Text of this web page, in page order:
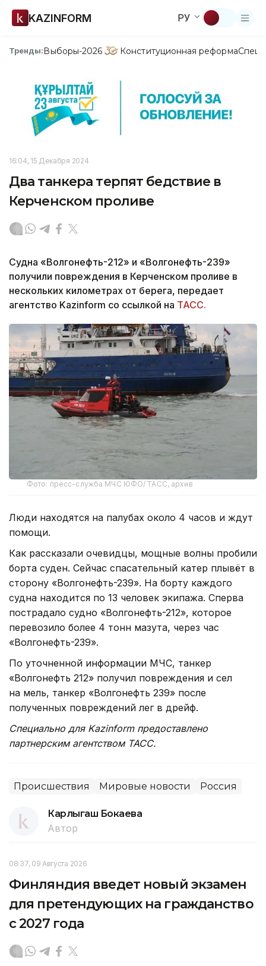
KAZINFORM РУ
Тренды:Выборы-2026 Конституционная реформа
16:04, 15 Декабря 2024
Два танкера терпят бедствие в
Керченском проливе
Судна «Волгонефть-212» и «Волгонефть-239»
получили повреждения в Керченском проливе в
нескольких километрах от берега, передает
агентство Kazinform со ссылкой на ТАСС.
Фото: пресс-служба МЧС ЮФО/ ТАСС, архив
Люди находятся на палубах около 4 часов и ждут
помощи.
Как рассказали очевидцы, мощные волны пробили
борта суден. Сейчас спасательный катер плывёт в
сторону «Волгонефть-239». На борту каждого
судна находится по 13 человек экипажа. Сперва
пострадало судно «Волгонефть-212», которое
перевозило более 4 тонн мазута, через час
«Волгонефть-239».
️По уточненной информации МЧС, танкер
«Волгонефть 212» получил повреждения и сел
на мель, танкер «Волгонефть 239» после
полученных повреждений лег в дрейф.
Специально для Kazinform предоставлено
партнерским агентством ТАСС.
Происшествия Мировые новости Россия
Карлыгаш Бокаева
Автор
08:37, 09 Августа 2026
Финляндия введет новый экзамен
для претендующих на гражданство
с 2027 года